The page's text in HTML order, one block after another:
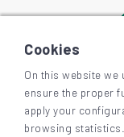
Cookies
On this website
ensure the proper
apply your
browsing statistics.